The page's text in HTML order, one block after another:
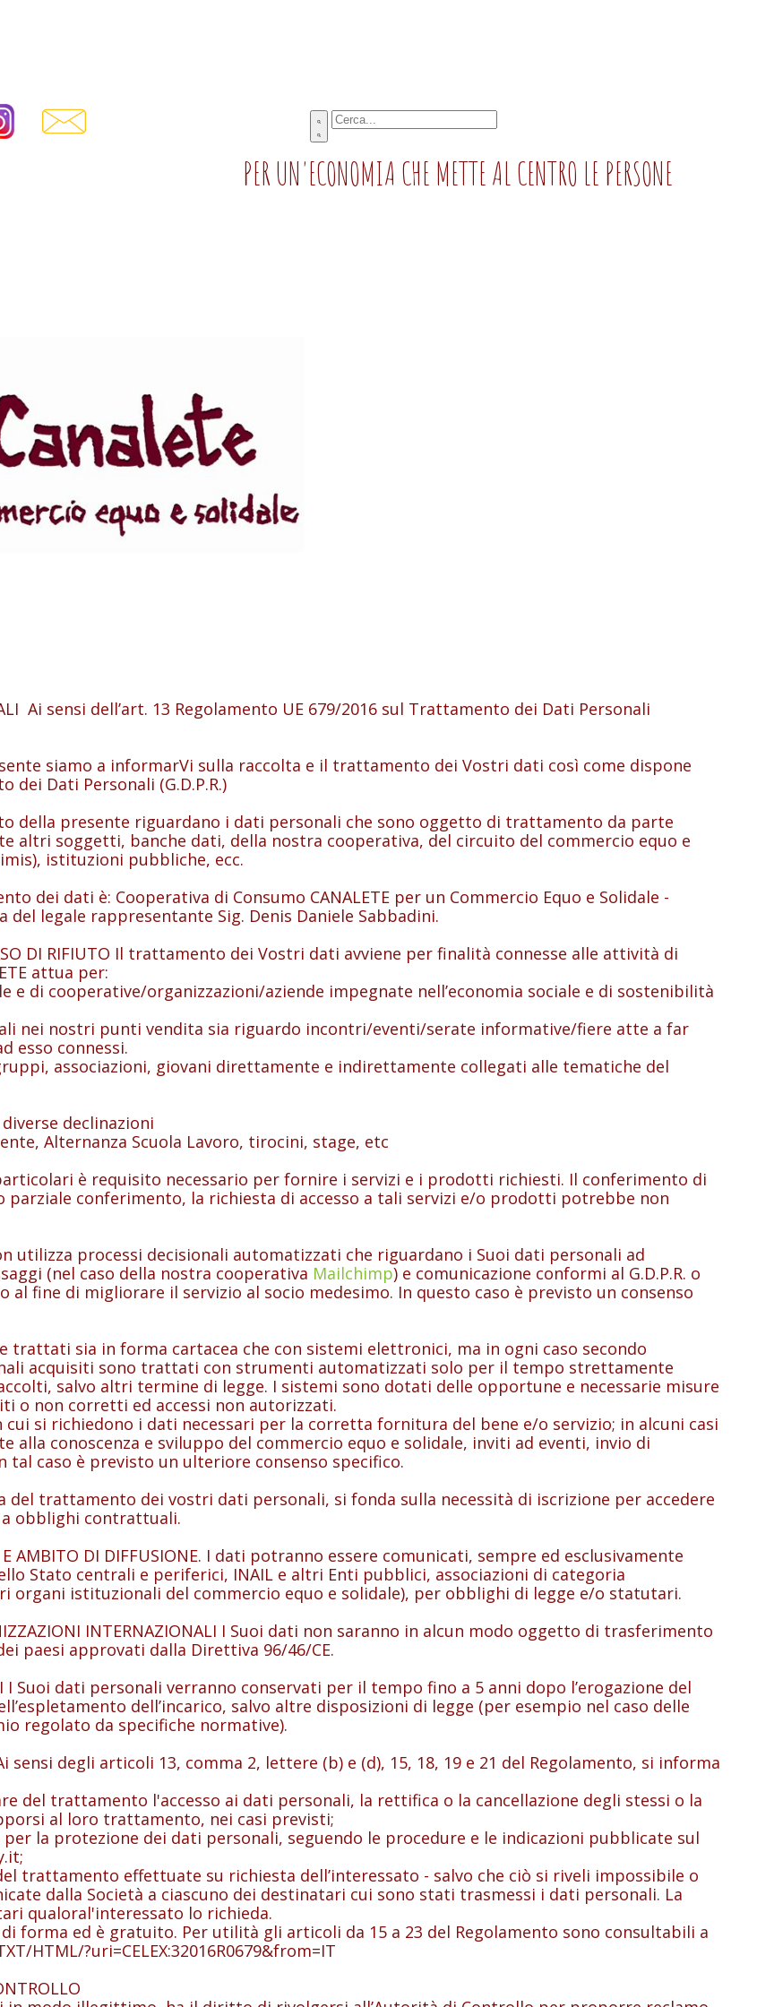
PER UN'ECONOMIA CHE METTE AL CENTRO LE PERSONE
e-mail:info@canalete.it
Ai sensi dell’art. 13 Regolamento UE 679/2016 sul Trattamento dei Dati Personali
siamo a informarVi sulla raccolta e il trattamento dei Vostri dati così come dispone
dei Dati Personali (G.D.P.R.)
della presente riguardano i dati personali che sono oggetto di trattamento da parte
soggetti, banche dati, della nostra cooperativa, del circuito del commercio equo e
istituzioni pubbliche, ecc.
dei dati è: Cooperativa di Consumo CANALETE per un Commercio Equo e Solidale -
del legale rappresentante Sig. Denis Daniele Sabbadini.
DI RIFIUTO Il trattamento dei Vostri dati avviene per finalità connesse alle attività di
attua per:
di cooperative/organizzazioni/aziende impegnate nell’economia sociale e di sostenibilità
nei nostri punti vendita sia riguardo incontri/eventi/serate informative/fiere atte a far
esso connessi.
associazioni, giovani direttamente e indirettamente collegati alle tematiche del
declinazioni
Alternanza Scuola Lavoro, tirocini, stage, etc
è requisito necessario per fornire i servizi e i prodotti richiesti. Il conferimento di
conferimento, la richiesta di accesso a tali servizi e/o prodotti potrebbe non
utilizza processi decisionali automatizzati che riguardano i Suoi dati personali ad
(nel caso della nostra cooperativa Mailchimp) e comunicazione conformi al G.D.P.R. o
al fine di migliorare il servizio al socio medesimo. In questo caso è previsto un consenso
trattati sia in forma cartacea che con sistemi elettronici, ma in ogni caso secondo
acquisiti sono trattati con strumenti automatizzati solo per il tempo strettamente
salvo altri termine di legge. I sistemi sono dotati delle opportune e necessarie misure
o non corretti ed accessi non autorizzati.
si richiedono i dati necessari per la corretta fornitura del bene e/o servizio; in alcuni casi
conoscenza e sviluppo del commercio equo e solidale, inviti ad eventi, invio di
tal caso è previsto un ulteriore consenso specifico.
del trattamento dei vostri dati personali, si fonda sulla necessità di iscrizione per accedere
a obblighi contrattuali.
E AMBITO DI DIFFUSIONE. I dati potranno essere comunicati, sempre ed esclusivamente
Stato centrali e periferici, INAIL e altri Enti pubblici, associazioni di categoria
organi istituzionali del commercio equo e solidale), per obblighi di legge e/o statutari.
INTERNAZIONALI I Suoi dati non saranno in alcun modo oggetto di trasferimento
paesi approvati dalla Direttiva 96/46/CE.
I Suoi dati personali verranno conservati per il tempo fino a 5 anni dopo l’erogazione del
dell’incarico, salvo altre disposizioni di legge (per esempio nel caso delle
regolato da specifiche normative).
Ai sensi degli articoli 13, comma 2, lettere (b) e (d), 15, 18, 19 e 21 del Regolamento, si informa
del trattamento l'accesso ai dati personali, la rettifica o la cancellazione degli stessi o la
al loro trattamento, nei casi previsti;
la protezione dei dati personali, seguendo le procedure e le indicazioni pubblicate sul
trattamento effettuate su richiesta dell’interessato - salvo che ciò si riveli impossibile o
dalla Società a ciascuno dei destinatari cui sono stati trasmessi i dati personali. La
qualoral'interessato lo richieda.
forma ed è gratuito. Per utilità gli articoli da 15 a 23 del Regolamento sono consultabili a
HTML/?uri=CELEX:32016R0679&from=IT